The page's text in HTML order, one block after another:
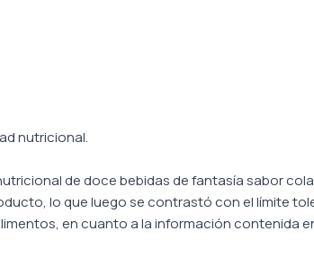
nutricional.
de doce bebidas de fantasía sabor
lo que luego se contrastó con el límite
en cuanto a la información contenida